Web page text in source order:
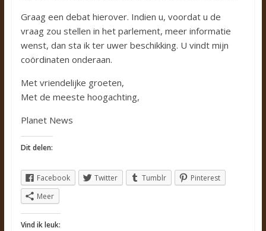
Graag een debat hierover. Indien u, voordat u de
vraag zou stellen in het parlement, meer informatie
wenst, dan sta ik ter uwer beschikking. U vindt mijn
coördinaten onderaan.
Met vriendelijke groeten,
Met de meeste hoogachting,
Planet News
Dit delen:
Facebook Twitter Tumblr
Pinterest
Meer
Vind ik leuk: